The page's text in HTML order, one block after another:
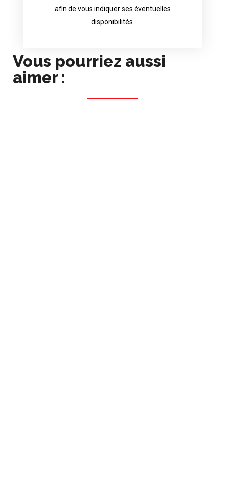
afin de vous indiquer ses éventuelles
disponibilités.
Contact directly the artist of your
Vous pourriez aussi
aimer :